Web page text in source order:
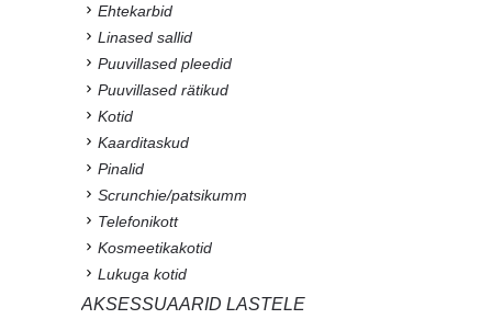
Ehtekarbid
Linased sallid
Puuvillased pleedid
Puuvillased rätikud
Kotid
Kaarditaskud
Pinalid
Scrunchie/patsikumm
Telefonikott
Kosmeetikakotid
Lukuga kotid
AKSESSUAARID LASTELE